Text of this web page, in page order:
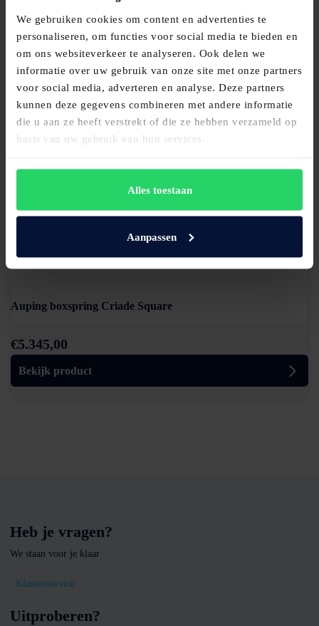
We gebruiken cookies om content en advertenties te
personaliseren, om functies voor social media te bieden en
om ons websiteverkeer te analyseren. Ook delen we
informatie over uw gebruik van onze site met onze partners
voor social media, adverteren en analyse. Deze partners
kunnen deze gegevens combineren met andere informatie
die u aan ze heeft verstrekt of die ze hebben verzameld op
basis van uw gebruik van hun services.
Alles toestaan
Aanpassen
Auping boxspring Original Valencia
€4.430,00
Bekijk product
Auping boxspring Criade Square
€5.345,00
Bekijk product
Heb je vragen?
We staan voor je klaar
Klantenservice
Uitproberen?